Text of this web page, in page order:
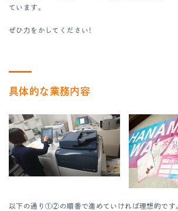
ています。
ぜひ力をかしてください！
具体的な業務内容
以下の通り①②の順番で進めていければ理想的です。